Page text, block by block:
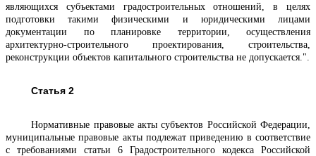
являющихся субъектами градостроительных отношений, в целях
подготовки такими физическими и юридическими лицами
документации по планировке территории, осуществления
архитектурно-строительного проектирования, строительства,
реконструкции объектов капитального строительства не допускается.".
Статья 2
Нормативные правовые акты субъектов Российской Федерации,
муниципальные правовые акты подлежат приведению в соответствие
с требованиями статьи 6 Градостроительного кодекса Российской